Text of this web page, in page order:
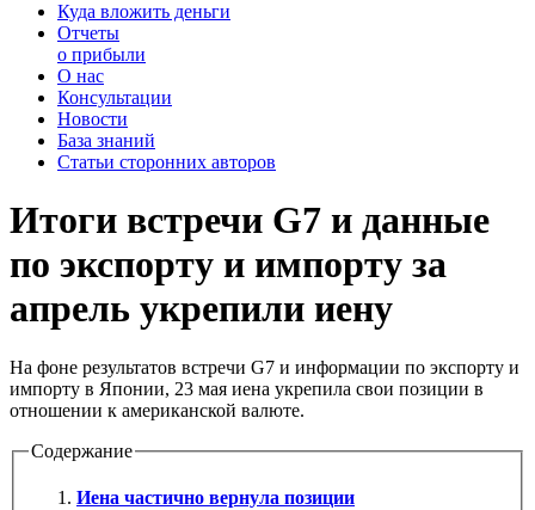
Куда вложить деньги
Отчеты
о прибыли
О нас
Консультации
Новости
База знаний
Статьи сторонних авторов
Итоги встречи G7 и данные
по экспорту и импорту за
апрель укрепили иену
На фоне результатов встречи G7 и информации по экспорту и
импорту в Японии, 23 мая иена укрепила свои позиции в
отношении к американской валюте.
Содержание
Иена частично вернула позиции